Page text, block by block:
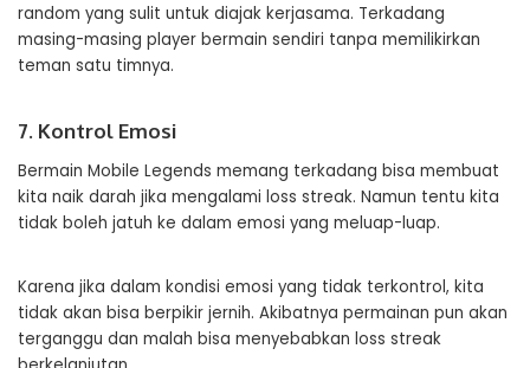
random yang sulit untuk diajak kerjasama. Terkadang
masing-masing player bermain sendiri tanpa memilikirkan
teman satu timnya.
7. Kontrol Emosi
Bermain Mobile Legends memang terkadang bisa membuat
kita naik darah jika mengalami loss streak. Namun tentu kita
tidak boleh jatuh ke dalam emosi yang meluap-luap.
Karena jika dalam kondisi emosi yang tidak terkontrol, kita
tidak akan bisa berpikir jernih. Akibatnya permainan pun akan
terganggu dan malah bisa menyebabkan loss streak